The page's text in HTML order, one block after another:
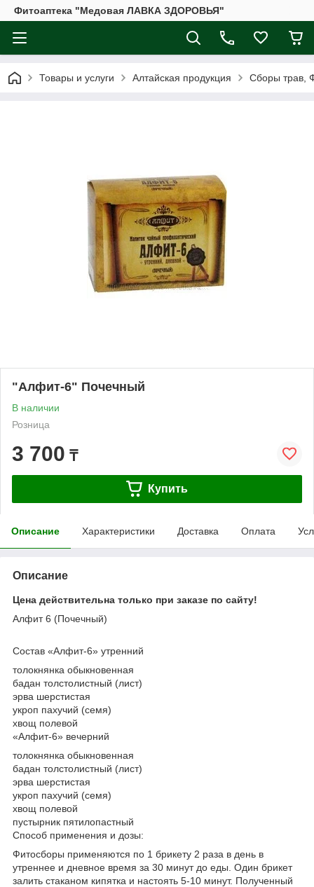
Фитоаптека "Медовая ЛАВКА ЗДОРОВЬЯ"
Товары и услуги Алтайская продукция Сборы трав,
"Алфит-6" Почечный
В наличии
Розница
3 700 ₸
Купить
Описание Характеристики Доставка Оплата
Описание
Цена действительна только при заказе по сайту!
Алфит 6 (Почечный)
Состав «Алфит-6» утренний
толокнянка обыкновенная
бадан толстолистный (лист)
эрва шерстистая
укроп пахучий (семя)
хвощ полевой
«Алфит-6» вечерний
толокнянка обыкновенная
бадан толстолистный (лист)
эрва шерстистая
укроп пахучий (семя)
хвощ полевой
пустырник пятилопастный
Способ применения и дозы:
Фитосборы применяются по 1 брикету 2 раза в день в
утреннее и дневное время за 30 минут до еды. Один брикет
залить стаканом кипятка и настоять 5-10 минут. Полученный